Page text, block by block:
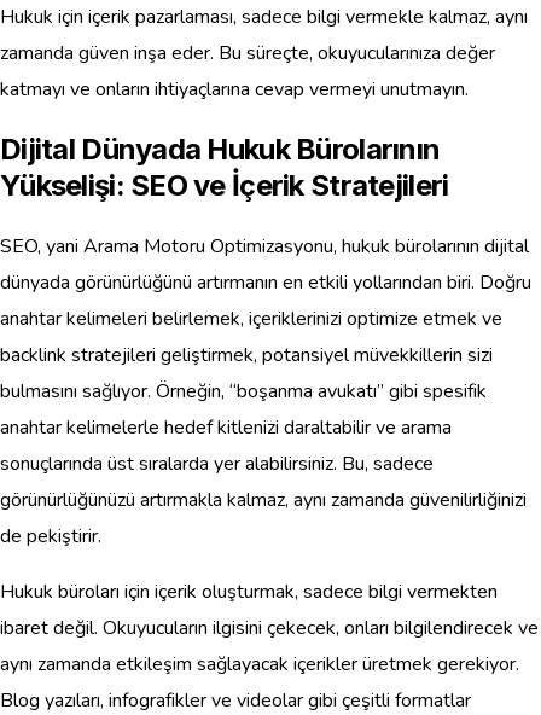
Hukuk için içerik pazarlaması, sadece bilgi vermekle kalmaz, aynı
zamanda güven inşa eder. Bu süreçte, okuyucularınıza değer
katmayı ve onların ihtiyaçlarına cevap vermeyi unutmayın.
Dijital Dünyada Hukuk Bürolarının
Yükselişi: SEO ve İçerik Stratejileri
SEO, yani Arama Motoru Optimizasyonu, hukuk bürolarının dijital
dünyada görünürlüğünü artırmanın en etkili yollarından biri. Doğru
anahtar kelimeleri belirlemek, içeriklerinizi optimize etmek ve
backlink stratejileri geliştirmek, potansiyel müvekkillerin sizi
bulmasını sağlıyor. Örneğin, “boşanma avukatı” gibi spesifik
anahtar kelimelerle hedef kitlenizi daraltabilir ve arama
sonuçlarında üst sıralarda yer alabilirsiniz. Bu, sadece
görünürlüğünüzü artırmakla kalmaz, aynı zamanda güvenilirliğinizi
de pekiştirir.
Hukuk büroları için içerik oluşturmak, sadece bilgi vermekten
ibaret değil. Okuyucuların ilgisini çekecek, onları bilgilendirecek ve
aynı zamanda etkileşim sağlayacak içerikler üretmek gerekiyor.
Blog yazıları, infografikler ve videolar gibi çeşitli formatlar